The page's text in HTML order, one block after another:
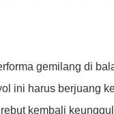
gemilang di
ini harus berjuang
kembali